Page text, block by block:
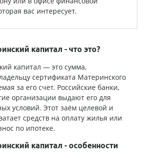
вас интересует.
капитал - что это?
капитал — это сумма,
сертификата Материнского
за его счет. Российские банки,
организации выдают его для
условий. Этот заём целевой и
средств на оплату жилья или
по ипотеке.
капитал - особенности